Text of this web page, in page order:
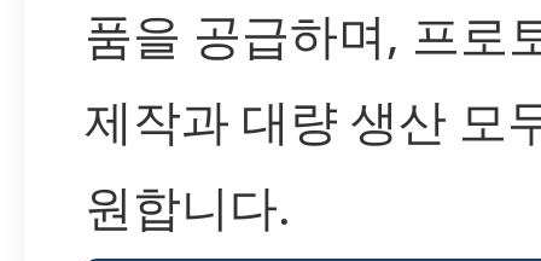
품을 공급하며, 프로
제작과 대량 생산 모
원합니다.